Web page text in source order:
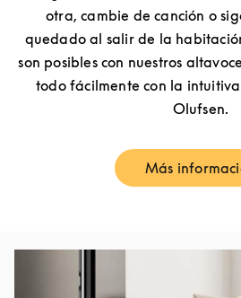
otra, cambie de canción o
quedado al salir de la
son posibles con nuestros
todo fácilmente con la
Olufsen.
Más Link